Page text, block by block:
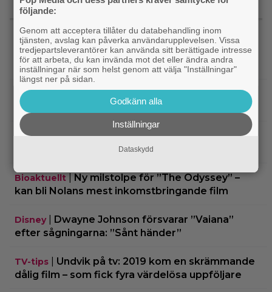
HBO Max|Två nya skådisar redo att skapa
drama i ”Heated Rivalry” säsong 2
Netflix |Netflix har stängt in en snubbe i en
reklamskylt – PR-tricket som får LA att titta upp
Dokumentär|Hör Sveriges märkligaste skratt i
trailern till ”Bäst i världen”
Bioaktuellt
Ny milstolpe för ”The Odyssey” –
kan bli Nolans mest inkomstbringande film
Disney| Dwayne Johnson försvarar ”Vaiana”
efter sågningarna: ”Sånt händer”
TV-tips
Undvik på tv: 2019 kom en skrämmande
dålig film – som fick fyra värdelösa uppföljare
följande:
Genom att acceptera tillåter du databehandling inom
tjänsten, avslag kan påverka användarupplevelsen. Vissa
tredjepartsleverantörer kan använda sitt berättigade intresse
för att arbeta, du kan invända mot det eller ändra andra
inställningar när som helst genom att välja "Inställningar"
längst ner på sidan.
Godkänn alla
Inställningar
Dataskydd